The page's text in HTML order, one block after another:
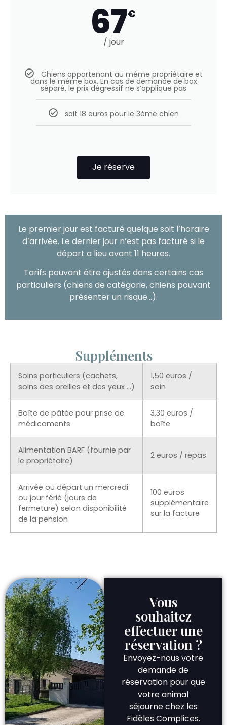
67€
/ jour
Chiens appartenant au même propriétaire et
dans le même box. En cas de demande de box
séparé, le prix dégressif ne s’applique pas
soit 18 euros pour le 3ème chien
Je réserve
Le premier jour est facturé quelque soit l’horaire
d’arrivée. Le dernier jour n’est pas facturé si le
départ a lieu avant 11 heures.
Tarifs pouvant être ajustés dans certains cas
particuliers (chiens de catégorie, chiens pouvant
présenter un risque…).
Suppléments
Soins particuliers (cachets,
soins des oreilles et des yeux ...)
1,50 euros /
soin
Boîte de pâtée pour prise de
médicaments
3,30 euros /
boîte
Alimentation BARF (fournie par
le propriétaire)
2 euros / repas
Arrivée ou départ un mercredi
ou jour férié (jours de
fermeture) selon disponibilité
de la pension
100 euros
supplémentaire
sur la facture
Vous
souhaitez
effectuer une
réservation ?
Envoyez-nous votre
demande de
réservation pour que
votre animal
séjourne chez les
Fidèles Complices.